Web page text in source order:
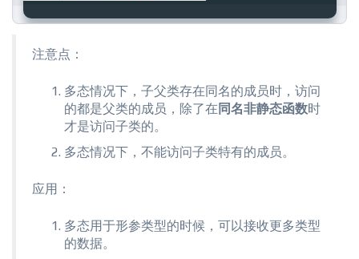
注意点：
多态情况下，子父类存在同名的成员时，访问
的都是父类的成员，除了在 同名非静态函数时
才是访问子类的。
多态情况下，不能访问子类特有的成员。
应用：
多态用于形参类型的时候，可以接收更多类型
的数据。